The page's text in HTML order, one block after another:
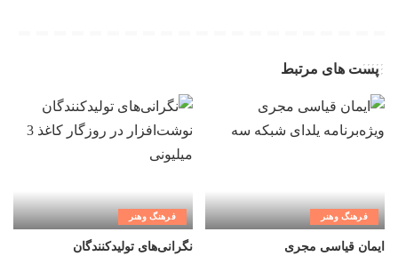
پست های مرتبط
فرهنگ وهنر
ایمان قیاسی مجری
فرهنگ وهنر
نگرانی‌های تولیدکنندگان